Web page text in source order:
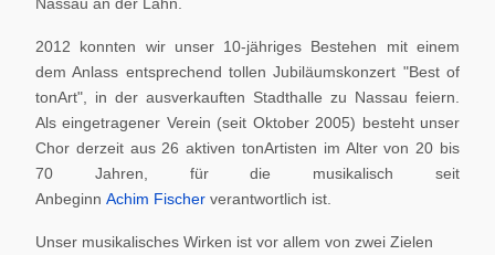
2012 konnten wir unser 10-jähriges Bestehen mit einem
dem Anlass entsprechend tollen Jubiläumskonzert "Best of
tonArt", in der ausverkauften Stadthalle zu Nassau feiern.
Als eingetragener Verein (seit Oktober 2005) besteht unser
Chor derzeit aus 26 aktiven tonArtisten im Alter von 20 bis
70 Jahren, für die musikalisch seit
Anbeginn Achim Fischer verantwortlich ist.
Unser musikalisches Wirken ist vor allem von zwei Zielen